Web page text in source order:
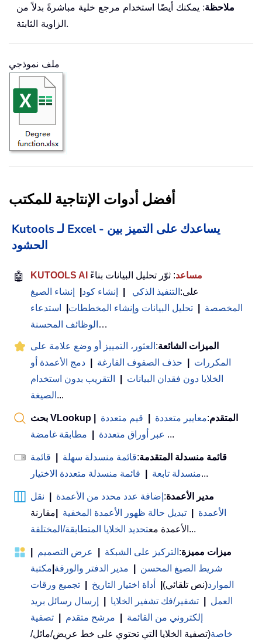
ملاحظة: يمكنك أيضًا استخدام مرجع خلية مباشرةً بدلاً من
الزاوية الثابتة.
ملف نموذجي
أفضل أدوات الإنتاجية للمكتب
Kutools لـ Excel - يساعدك على التميز بين
الحشود
🤖 KUTOOLS AI مساعد: ثوّر تحليل البيانات بناءً
على: التنفيذ الذكي إنشاء كود
إنشاء الصيغ
المخصصة
تحليل البيانات وإنشاء المخططات
استدعاء
الوظائف المحسنة …
الميزات الشائعة: العثور، التمييز أو وضع علامة على
المكررات
حذف الصفوف الفارغة
دمج الأعمدة أو
الخلايا دون فقدان البيانات
التقريب بدون استخدام
الصيغة ...
بحث VLookup المتقدم:معايير متعددة قيم متعددة
عبر أوراق متعددة
مطابقة غامضة ...
قائمة منسدلة المتقدمة:قائمة منسدلة سهلة
قائمة
منسدلة تابعة
قائمة منسدلة متعددة الاختيار ...
مدير الأعمدة: إضافة عدد محدد من الأعمدة
نقل
الأعمدة
تبديل حالة ظهور الأعمدة المخفية
مقارنة
الأعمدة معتحديد الخلايا المتطابقة/المختلفة ...
ميزات مميزة: التركيز على الشبكة عرض التصميم
شريط الصيغ المحسن
مدير الدفتر والورقة مكتبة
الموارد(نص تلقائي) أداة اختيار التاريخ
تجميع ورقات
العمل
تشفير/فك تشفير الخلايا
إرسال رسائل بريد
إلكتروني من القائمة
مرشح متقدم
تصفية
خاصة(تصفية الخلايا التي تحتوي على خط عريض/مائل/